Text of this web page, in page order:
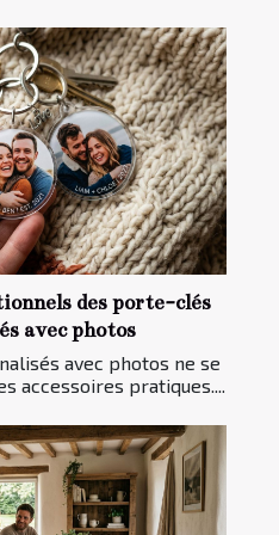
des porte-clés
avec photos
avec photos ne se
accessoires pratiques....